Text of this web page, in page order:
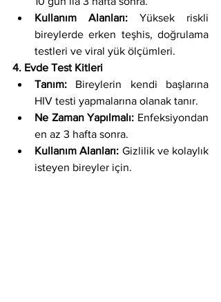
Kullanım Alanları: Yüksek riskli
bireylerde erken teşhis, doğrulama
testleri ve viral yük ölçümleri.
4. Evde Test Kitleri
Tanım: Bireylerin kendi başlarına
HIV testi yapmalarına olanak tanır.
Ne Zaman Yapılmalı: Enfeksiyondan
en az 3 hafta sonra.
Kullanım Alanları: Gizlilik ve kolaylık
isteyen bireyler için.